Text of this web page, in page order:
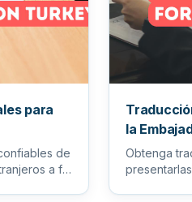
para
de
a fin
la
Obtenga